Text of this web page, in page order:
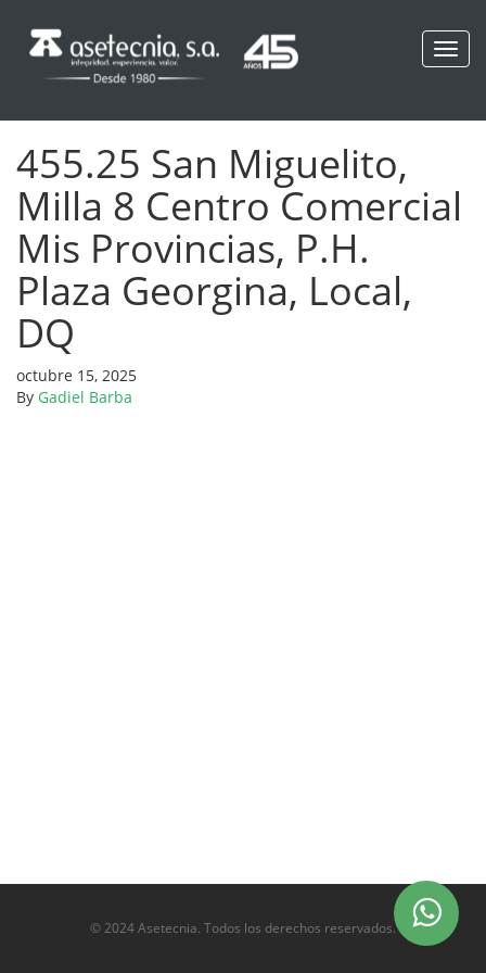
455.25 San Miguelito,
Milla 8 Centro Comercial
Mis Provincias, P.H.
Plaza Georgina, Local,
DQ
octubre 15, 2025
By Gadiel Barba
© 2024 Asetecnia. Todos los derechos reservados.